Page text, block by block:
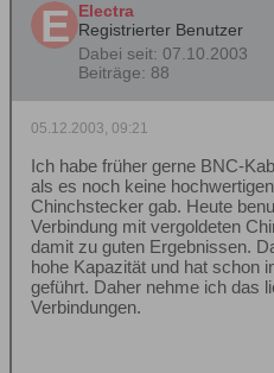
Electra
Registrierter Benutzer
Dabei seit: 07.10.2003
Beiträge: 88
05.12.2003, 09:21
Ich habe früher gerne BNC-
als es noch keine
Chinchstecker gab. Heute
Verbindung mit vergoldeten
damit zu guten Ergebnissen.
hohe Kapazität und hat schon
geführt. Daher nehme ich das
Verbindungen.